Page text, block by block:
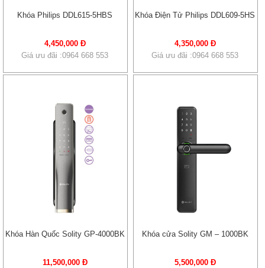
Khóa Philips DDL615-5HBS
4,450,000 Đ
Giá ưu đãi :0964 668 553
Khóa Điện Tử Philips DDL609-5HS
4,350,000 Đ
Giá ưu đãi :0964 668 553
Khóa Hàn Quốc Solity GP-4000BK
11,500,000 Đ
Khóa cửa Solity GM – 1000BK
5,500,000 Đ